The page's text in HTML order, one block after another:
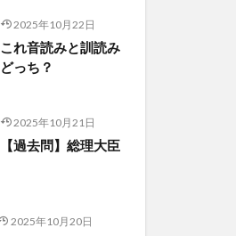
2025年10月22日
これ音読みと訓読み
どっち？
2025年10月21日
【過去問】総理大臣
2025年10月20日